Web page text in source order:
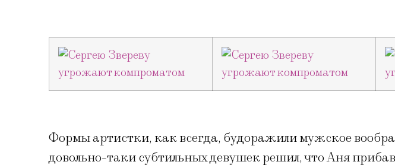
Формы артистки, как всегда, будоражили мужское
довольно-таки субтильных девушек решил, что Аня